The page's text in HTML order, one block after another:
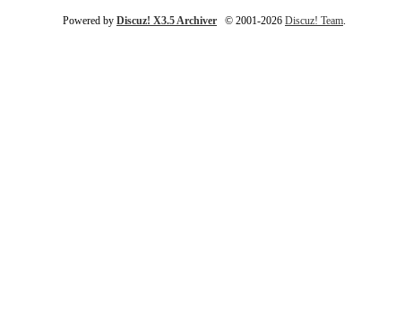
Powered by Discuz! X3.5 Archiver © 2001-2026 Discuz! Team.